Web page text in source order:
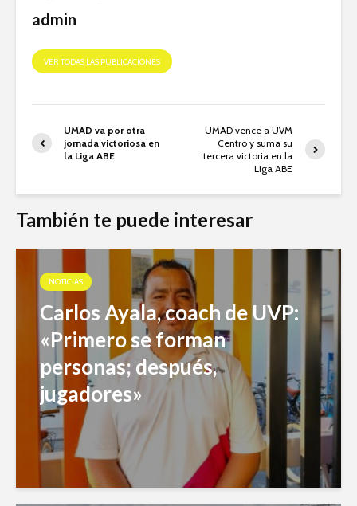
admin
VER TODAS LAS PUBLICACIONES
UMAD va por otra
jornada victoriosa en
la Liga ABE
UMAD vence a UVM
Centro y suma su
tercera victoria en la
Liga ABE
También te puede interesar
NOTICIAS
Carlos Ayala, coach de UVP:
«Primero se forman
personas; después,
jugadores»